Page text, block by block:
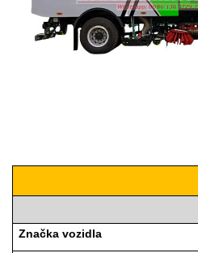
Značka vozidla